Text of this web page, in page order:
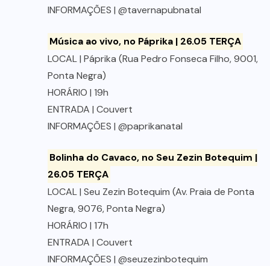
INFORMAÇÕES | @tavernapubnatal
Música ao vivo, no Páprika | 26.05 TERÇA
LOCAL | Páprika (Rua Pedro Fonseca Filho, 9001,
Ponta Negra)
HORÁRIO | 19h
ENTRADA | Couvert
INFORMAÇÕES | @paprikanatal
Bolinha do Cavaco, no Seu Zezin Botequim |
26.05 TERÇA
LOCAL | Seu Zezin Botequim (Av. Praia de Ponta
Negra, 9076, Ponta Negra)
HORÁRIO | 17h
ENTRADA | Couvert
INFORMAÇÕES | @seuzezinbotequim